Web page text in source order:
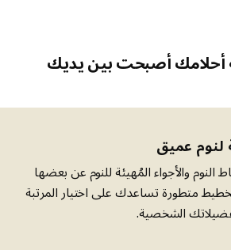
أحلامك أصبحت بين يديك
والأجواء المُهيئة للنوم عن بعضها
متطورة تساعدك على اختيار المرتبة
الشخصية.